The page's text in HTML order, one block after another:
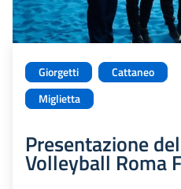
Giorgetti
Cattaneo
Miglietta
Presentazione
Volleyball Roma